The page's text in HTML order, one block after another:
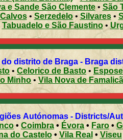
e Sande São Clemente• São
• Serzedelo• Silvares•
Tabuadelo e São Faustino•
do distrito de Braga - Braga
• Celorico de Basto •
Minho • Vila Nova de
Distritos/Regiões Autónomas -
• Coimbra• Évora• Faro •
do Castelo• Vila Real • Viseu